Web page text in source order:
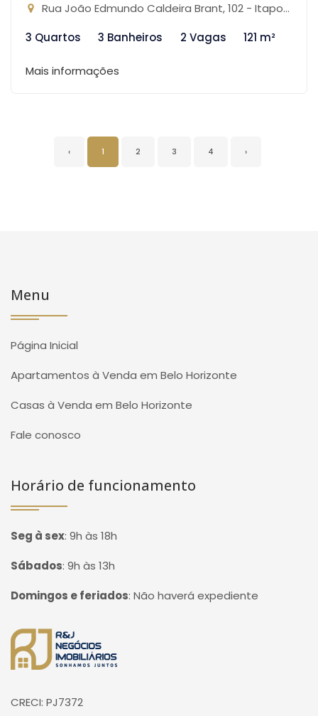
Rua João Edmundo Caldeira Brant, 102 - Itapoã, Belo Horizonte-MG
3 Quartos
3 Banheiros 2 Vagas 121 m²
Mais informações
‹ 1 2 3 4 ›
Menu
Página Inicial
Apartamentos à Venda em Belo Horizonte
Casas à Venda em Belo Horizonte
Fale conosco
Horário de funcionamento
Seg à sex: 9h às 18h
Sábados: 9h às 13h
Domingos e feriados: Não haverá expediente
Página inicial
CRECI: PJ7372